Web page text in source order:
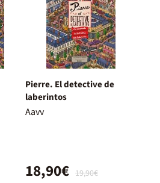
Pierre. El detective de
laberintos
Aavv
19,90€
18,90€